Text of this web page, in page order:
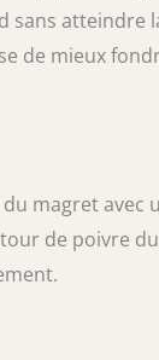
sans atteindre
de mieux
magret avec
de poivre